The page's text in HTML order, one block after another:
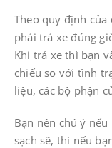
Theo quy định của
phải trả xe đúng
Khi trả xe thì bạn
chiếu so với tình
liệu, các bộ phận
Bạn nên chú ý
sạch sẽ, thì nếu